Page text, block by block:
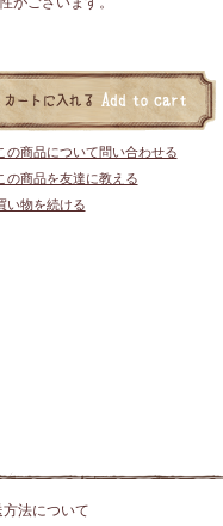
の商品について問い合わせる
の商品を友達に教える
い物を続ける
方法について